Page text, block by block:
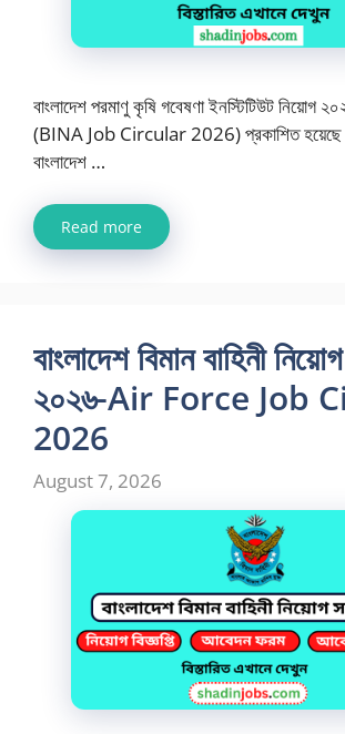
বাংলাদেশ পরমাণু কৃষি গবেষণা ইনস্টিটিউট নিয়োগ
(BINA Job Circular 2026) প্রকাশিত হয়েছে।
বাংলাদেশ …
Read more
বাংলাদেশ বিমান বাহিনী
২০২৬-Air Force Job
2026
August 7, 2026